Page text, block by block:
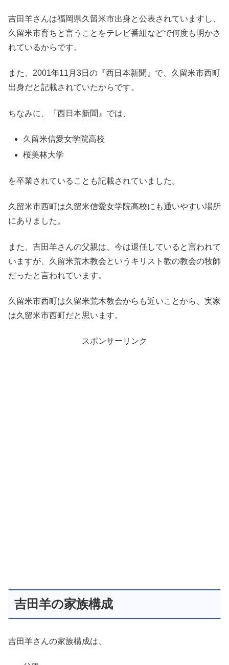
吉田羊さんは福岡県久留米市出身と公表されていますし、
久留米市育ちと言うことをテレビ番組などで何度も明かさ
れているからです。
また、2001年11月3日の『西日本新聞』で、久留米市西町
出身だと記載されていたからです。
ちなみに、『西日本新聞』では、
久留米信愛女学院高校
桜美林大学
を卒業されていることも記載されていました。
久留米市西町は久留米信愛女学院高校にも通いやすい場所
にありました。
また、吉田羊さんの父親は、今は退任していると言われて
いますが、久留米荒木教会というキリスト教の教会の牧師
だったと言われています。
久留米市西町は久留米荒木教会からも近いことから、実家
は久留米市西町だと思います。
スポンサーリンク
吉田羊の家族構成
吉田羊さんの家族構成は、